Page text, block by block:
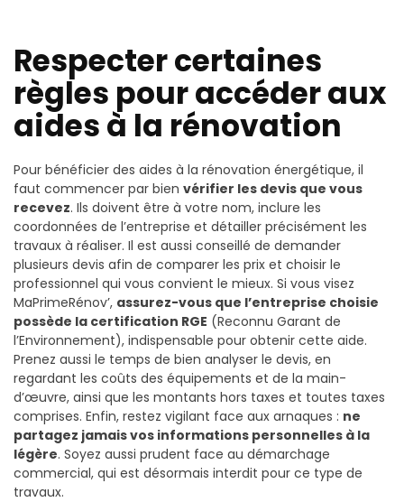
Respecter certaines
règles pour accéder aux
aides à la rénovation
Pour bénéficier des aides à la rénovation énergétique, il
faut commencer par bien vérifier les devis que vous
recevez. Ils doivent être à votre nom, inclure les
coordonnées de l’entreprise et détailler précisément les
travaux à réaliser. Il est aussi conseillé de demander
plusieurs devis afin de comparer les prix et choisir le
professionnel qui vous convient le mieux. Si vous visez
MaPrimeRénov’, assurez-vous que l’entreprise choisie
possède la certification RGE (Reconnu Garant de
l’Environnement), indispensable pour obtenir cette aide.
Prenez aussi le temps de bien analyser le devis, en
regardant les coûts des équipements et de la main-
d’œuvre, ainsi que les montants hors taxes et toutes taxes
comprises. Enfin, restez vigilant face aux arnaques : ne
partagez jamais vos informations personnelles à la
légère. Soyez aussi prudent face au démarchage
commercial, qui est désormais interdit pour ce type de
travaux.